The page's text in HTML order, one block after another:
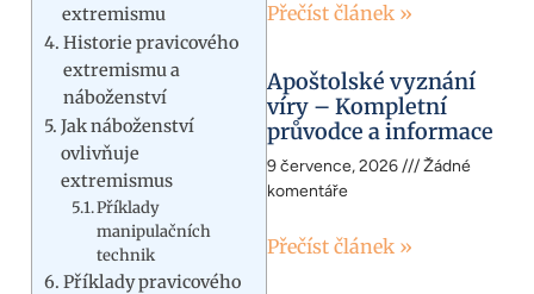
extremismu
Historie pravicového
extremismu a
náboženství
Jak náboženství
ovlivňuje
extremismus
Příklady
manipulačních
technik
Příklady pravicového
Přečíst článek »
Apoštolské vyznání
víry – Kompletní
průvodce a informace
9 července, 2026
Žádné
komentáře
Přečíst článek »